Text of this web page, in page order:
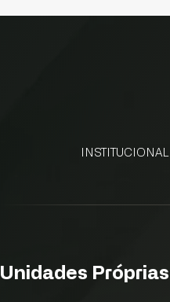
INSTITUCIONAL
Unidades Próprias